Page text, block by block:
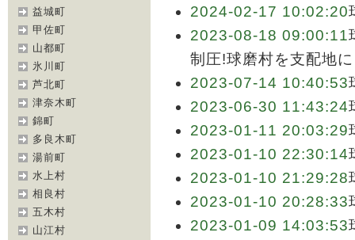
益城町
甲佐町
山都町
氷川町
芦北町
津奈木町
錦町
多良木町
湯前町
水上村
相良村
五木村
山江村
2024-02-17 10:02:20
2023-08-18 09:00:11
制圧!球磨村を支配地
2023-07-14 10:40:53
2023-06-30 11:43:24
2023-01-11 20:03:29
2023-01-10 22:30:14
2023-01-10 21:29:28
2023-01-10 20:28:33
2023-01-09 14:03:53